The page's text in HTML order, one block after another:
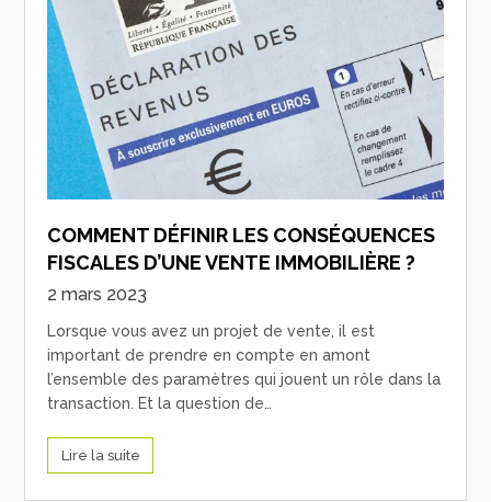
COMMENT DÉFINIR LES CONSÉQUENCES
FISCALES D’UNE VENTE IMMOBILIÈRE ?
2 mars 2023
Lorsque vous avez un projet de vente, il est
important de prendre en compte en amont
l’ensemble des paramètres qui jouent un rôle dans la
transaction. Et la question de…
Lire la suite